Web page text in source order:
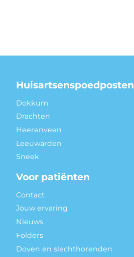
Huisartsenspoedposten
Dokkum
Drachten
Heerenveen
Leeuwarden
Sneek
Voor patiënten
Contact
Jouw ervaring
Nieuws
Folders
Doven en slechthorenden